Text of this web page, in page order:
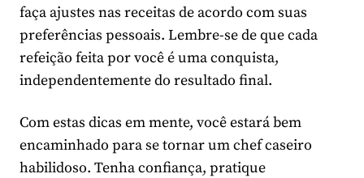
faça ajustes nas receitas de acordo com suas
preferências pessoais. Lembre-se de que cada
refeição feita por você é uma conquista,
independentemente do resultado final.
Com estas dicas em mente, você estará bem
encaminhado para se tornar um chef caseiro
habilidoso. Tenha confiança, pratique